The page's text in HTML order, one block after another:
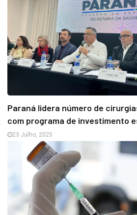
Paraná lidera número de
com programa de investimento
23 Julho, 2025